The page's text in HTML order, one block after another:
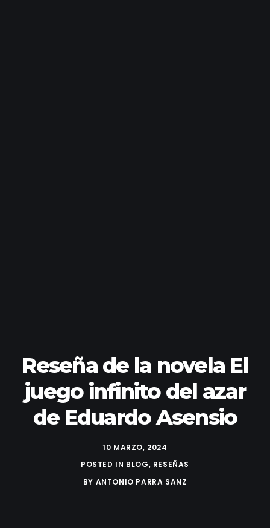
Reseña de la novela El
juego infinito del azar
de Eduardo Asensio
10 MARZO, 2024
POSTED IN BLOG, RESEÑAS
BY ANTONIO PARRA SANZ